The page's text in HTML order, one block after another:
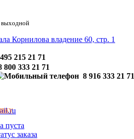
выходной
Корнилова владение 60, стр. 1
215 21 71
800 333 21 71
8 916 333 21 71
пуста
заказа